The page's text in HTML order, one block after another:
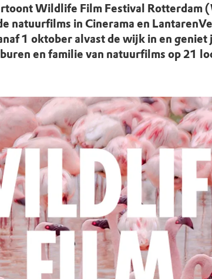
Wildlife Film Festival Rotterdam
natuurfilms in Cinerama en
1 oktober alvast de wijk in en geniet
en familie van natuurfilms op 21